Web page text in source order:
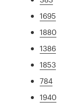
1695
1880
1386
1853
784
1940